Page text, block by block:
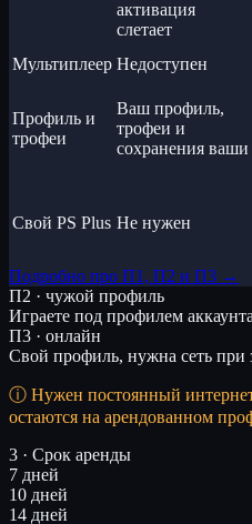
активация
слетает
Мультиплеер Недоступен
Профиль и
трофеи
Ваш профиль,
трофеи и
сохранения ваши
Свой PS Plus Не нужен
Подробно про П1, П2 и П3 →
П2 · чужой профиль
Играете под профилем аккаунта
П3 · онлайн
Свой профиль, нужна сеть при
Нужен постоянный
остаются на арендованном
3 · Срок аренды
7 дней
10 дней
14 дней